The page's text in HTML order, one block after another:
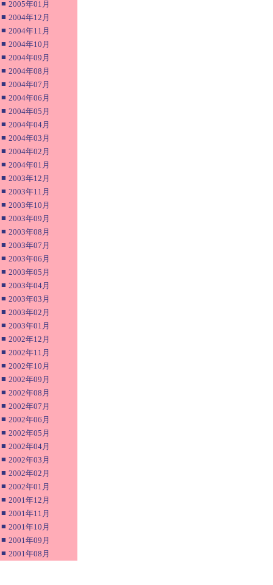
■ 2005年01月
■ 2004年12月
■ 2004年11月
■ 2004年10月
■ 2004年09月
■ 2004年08月
■ 2004年07月
■ 2004年06月
■ 2004年05月
■ 2004年04月
■ 2004年03月
■ 2004年02月
■ 2004年01月
■ 2003年12月
■ 2003年11月
■ 2003年10月
■ 2003年09月
■ 2003年08月
■ 2003年07月
■ 2003年06月
■ 2003年05月
■ 2003年04月
■ 2003年03月
■ 2003年02月
■ 2003年01月
■ 2002年12月
■ 2002年11月
■ 2002年10月
■ 2002年09月
■ 2002年08月
■ 2002年07月
■ 2002年06月
■ 2002年05月
■ 2002年04月
■ 2002年03月
■ 2002年02月
■ 2002年01月
■ 2001年12月
■ 2001年11月
■ 2001年10月
■ 2001年09月
■ 2001年08月